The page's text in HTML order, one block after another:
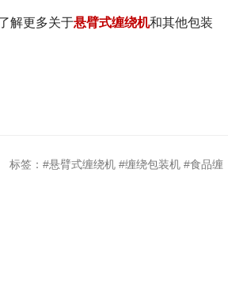
解更多关于悬臂式缠绕机和其他包装
绕机 #缠绕包装机 #食品缠